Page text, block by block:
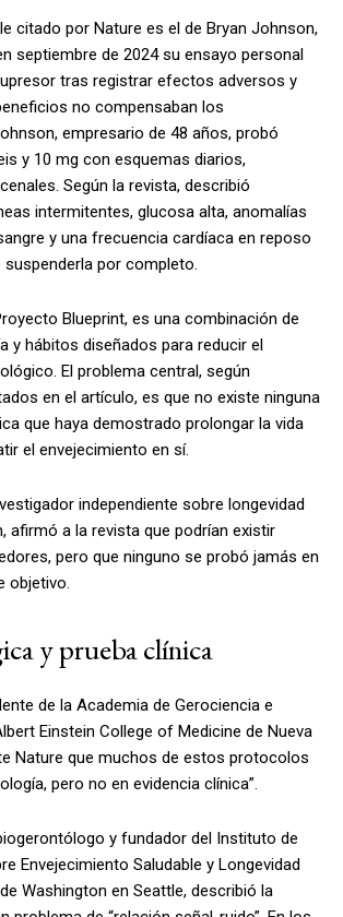
citado por Nature es el de Bryan Johnson,
septiembre de 2024 su ensayo personal
tras registrar efectos adversos y
no compensaban los
empresario de 48 años, probó
y 10 mg con esquemas diarios,
Según la revista, describió
intermitentes, glucosa alta, anomalías
y una frecuencia cardíaca en reposo
suspenderla por completo.
Blueprint, es una combinación de
y hábitos diseñados para reducir el
El problema central, según
en el artículo, es que no existe ninguna
que haya demostrado prolongar la vida
el envejecimiento en sí.
independiente sobre longevidad
afirmó a la revista que podrían existir
pero que ninguno se probó jamás en
objetivo.
y prueba clínica
de la Academia de Gerociencia e
Einstein College of Medicine de Nueva
Nature que muchos de estos protocolos
pero no en evidencia clínica”.
y fundador del Instituto de
Envejecimiento Saludable y Longevidad
Washington en Seattle, describió la